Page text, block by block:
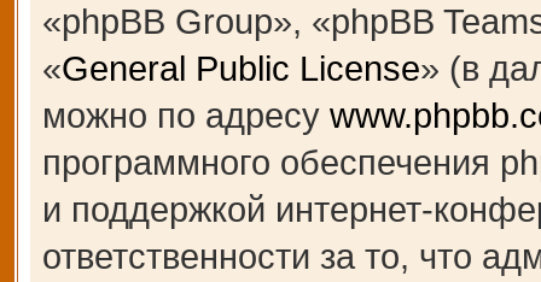
«phpBB Group», «phpBB
«General Public License» (в
можно по адресу
программного обеспечения
и поддержкой интернет-
ответственности за то, что